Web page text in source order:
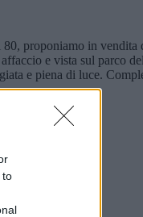
to
proponiamo in vendita
e vista sul parco
e piena di luce.